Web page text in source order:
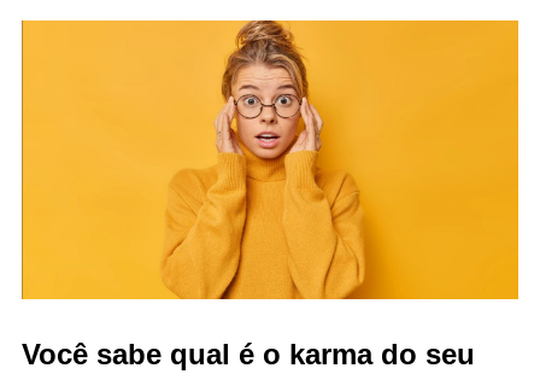
Você sabe qual é o karma do seu